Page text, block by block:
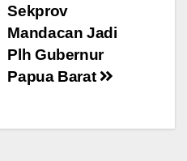
Sekprov
Mandacan Jadi
Plh Gubernur
Papua Barat